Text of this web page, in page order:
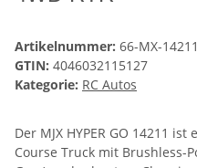
Artikelnummer: 66-MX-14211
GTIN: 4046032115127
Kategorie: RC Autos
Der MJX HYPER GO 14211
Course Truck mit Brushless-